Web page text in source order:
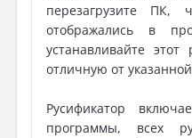
перезагрузите ПК,
отображались в
устанавливайте
отличную от
Русификатор
программы, всех